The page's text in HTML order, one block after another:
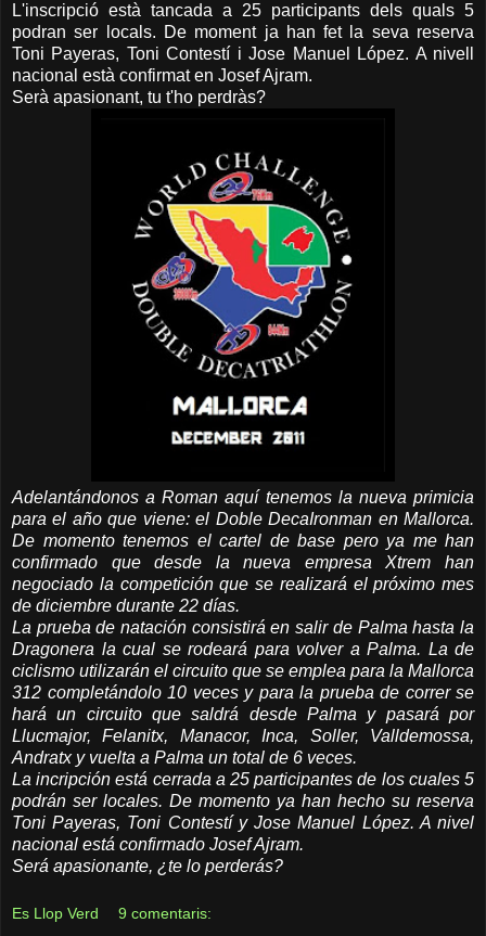
L'inscripció està tancada a 25 participants dels quals 5
podran ser locals. De moment ja han fet la seva reserva
Toni Payeras, Toni Contestí i Jose Manuel López. A nivell
nacional està confirmat en Josef Ajram.
Serà apasionant, tu t'ho perdràs?
Adelantándonos a Roman aquí tenemos la nueva primicia
para el año que viene: el Doble DecaIronman en Mallorca.
De momento tenemos el cartel de base pero ya me han
confirmado que desde la nueva empresa Xtrem han
negociado la competición que se realizará el próximo mes
de diciembre durante 22 días.
La prueba de natación consistirá en salir de Palma hasta la
Dragonera la cual se rodeará para volver a Palma. La de
ciclismo utilizarán el circuito que se emplea para la Mallorca
312 completándolo 10 veces y para la prueba de correr se
hará un circuito que saldrá desde Palma y pasará por
Llucmajor, Felanitx, Manacor, Inca, Soller, Valldemossa,
Andratx y vuelta a Palma un total de 6 veces.
La incripción está cerrada a 25 participantes de los cuales 5
podrán ser locales. De momento ya han hecho su reserva
Toni Payeras, Toni Contestí y Jose Manuel López. A nivel
nacional está confirmado Josef Ajram.
Será apasionante, ¿te lo perderás?
Es Llop Verd 9 comentaris: